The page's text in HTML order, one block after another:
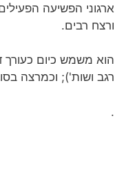
ארגוני הפשיעה
ורצח רבים.
הוא משמש כיום כעורך
רגב ושות'); וכמרצה
.